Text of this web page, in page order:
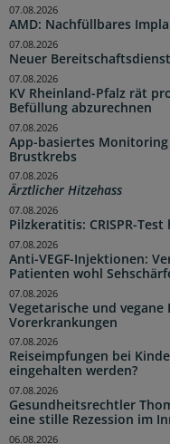
AMD: Nachfüllbares
07.08.2026
Neuer
07.08.2026
KV Rheinland-Pfalz rät
Befüllung abzurechnen
07.08.2026
App-basiertes
Brustkrebs
07.08.2026
Ärztlicher Hitzehass
07.08.2026
Pilzkeratitis: CRISPR-
07.08.2026
Anti-VEGF-Injektionen:
Patienten wohl
07.08.2026
Vegetarische und
Vorerkrankungen
07.08.2026
Reiseimpfungen bei
eingehalten werden?
07.08.2026
Gesundheitsrechtler
eine stille Rezession im
07.08.2026
06.08.2026